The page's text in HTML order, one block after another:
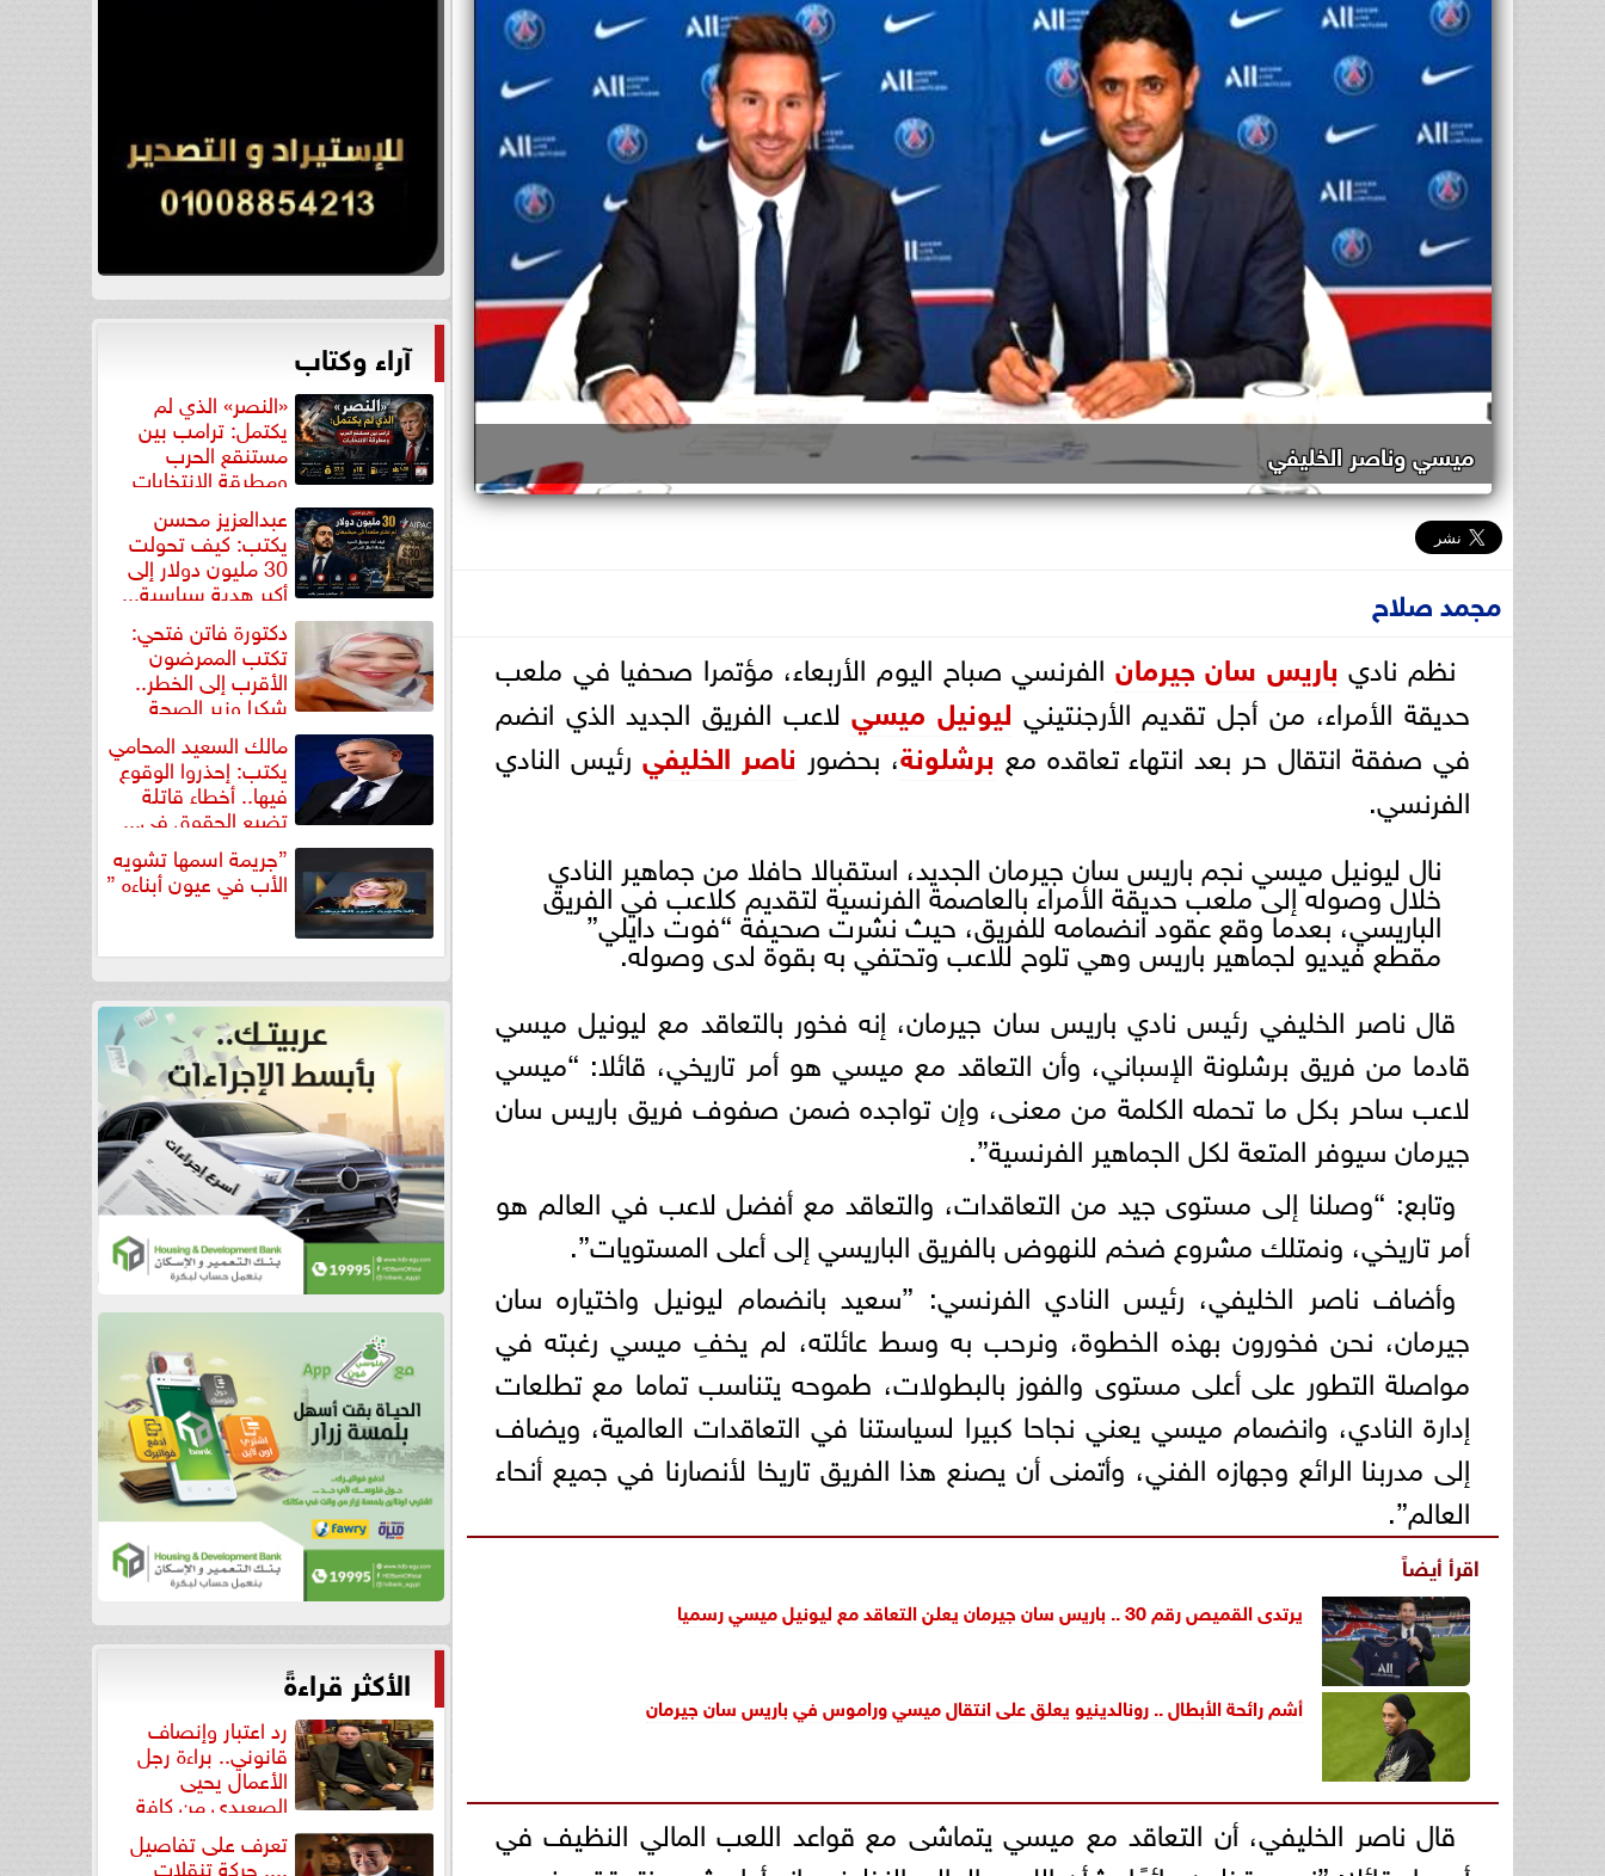
ميسي وناصر الخليفي
مجمد صلاح
نظم نادي باريس سان جيرمان الفرنسي صباح اليوم الأربعاء، مؤتمرا صحفيا في ملعب
حديقة الأمراء، من أجل تقديم الأرجنتيني ليونيل ميسيلاعب الفريق الجديد الذي انضم
في صفقة انتقال حر بعد انتهاء تعاقده مع برشلونة، بحضور ناصر الخليفي رئيس النادي
الفرنسي.
نال ليونيل ميسي نجم باريس سان جيرمان الجديد، استقبالا حافلا من جماهير النادي
خلال وصوله إلى ملعب حديقة الأمراء بالعاصمة الفرنسية لتقديم كلاعب في الفريق
الباريسي، بعدما وقع عقود انضمامه للفريق، حيث نشرت صحيفة “فوت دايلي”
مقطع فيديو لجماهير باريس وهي تلوح للاعب وتحتفي به بقوة لدى وصوله.
قال ناصر الخليفي رئيس نادي باريس سان جيرمان، إنه فخور بالتعاقد مع ليونيل ميسي
قادما من فريق برشلونة الإسباني، وأن التعاقد مع ميسي هو أمر تاريخي، قائلا: “ميسي
لاعب ساحر بكل ما تحمله الكلمة من معنى، وإن تواجده ضمن صفوف فريق باريس سان
جيرمان سيوفر المتعة لكل الجماهير الفرنسية”.
وتابع: “وصلنا إلى مستوى جيد من التعاقدات، والتعاقد مع أفضل لاعب في العالم هو
أمر تاريخي، ونمتلك مشروع ضخم للنهوض بالفريق الباريسي إلى أعلى المستويات”.
وأضاف ناصر الخليفي، رئيس النادي الفرنسي: ”سعيد بانضمام ليونيل واختياره سان
جيرمان، نحن فخورون بهذه الخطوة، ونرحب به وسط عائلته، لم يخفِ ميسي رغبته في
مواصلة التطور على أعلى مستوى والفوز بالبطولات، طموحه يتناسب تماما مع تطلعات
إدارة النادي، وانضمام ميسي يعني نجاحا كبيرا لسياستنا في التعاقدات العالمية، ويضاف
إلى مدربنا الرائع وجهازه الفني، وأتمنى أن يصنع هذا الفريق تاريخا لأنصارنا في جميع أنحاء
العالم”.
اقرأ أيضاً
يرتدى القميص رقم 30 .. باريس سان جيرمان يعلن التعاقد مع ليونيل ميسي رسميا
أشم رائحة الأبطال .. رونالدينيو يعلق على انتقال ميسي وراموس في باريس سان جيرمان
قال ناصر الخليفي، أن التعاقد مع ميسي يتماشى مع قواعد اللعب المالي النظيف في
آراء وكتاب
«النصر» الذي لم
يكتمل: ترامب بين
مستنقع الحرب
ومطرقة الانتخابات
عبدالعزيز محسن
يكتب: كيف تحولت
30 مليون دولار إلى
أكبر هدية سياسية...
دكتورة فاتن فتحي:
تكتب الممرضون
الأقرب إلى الخطر..
شكرا وزير الصحة
لتكريم... مالك السعيد المحامي
يكتب: إحذروا الوقوع
فيها.. أخطاء قاتلة
تضيع الحقوق في...
”جريمة اسمها تشويه
الأب في عيون أبناءه ”
الأكثر قراءةً
رد اعتبار وإنصاف
قانوني.. براءة رجل
الأعمال يحيى
الصعيدي من كافة
التهم... تعرف على تفاصيل
.... حركة تنقلات